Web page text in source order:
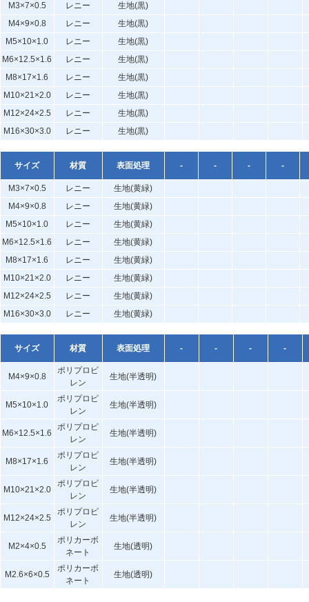
M3×7×0.5 レニー
生地(黒)
M4×9×0.8
レニー
生地(黒)
M5×10×1.0
レニー
生地(黒)
M6×12.5×1.6
レニー
生地(黒)
M8×17×1.6
レニー
生地(黒)
M10×21×2.0
レニー
生地(黒)
M12×24×2.5
レニー
生地(黒)
M16×30×3.0
レニー 生地(黒)
サイズ 材質 表面処理 - - - -
M3×7×0.5 レニー
生地(黄緑)
M4×9×0.8
レニー
生地(黄緑)
M5×10×1.0
レニー
生地(黄緑)
M6×12.5×1.6
レニー
生地(黄緑)
M8×17×1.6
レニー
生地(黄緑)
M10×21×2.0
レニー
生地(黄緑)
M12×24×2.5
レニー
生地(黄緑)
M16×30×3.0
レニー 生地(黄緑)
サイズ 材質 表面処理 - - - -
M4×9×0.8
ポリプロピ
レン
生地(半透明)
M5×10×1.0
ポリプロピ
レン
生地(半透明)
M6×12.5×1.6
ポリプロピ
レン
生地(半透明)
M8×17×1.6
ポリプロピ
レン
生地(半透明)
M10×21×2.0
ポリプロピ
レン
生地(半透明)
M12×24×2.5
ポリプロピ
レン
生地(半透明)
M2×4×0.5
ポリカーボ
ネート
生地(透明)
M2.6×6×0.5
ポリカーボ
ネート
生地(透明)